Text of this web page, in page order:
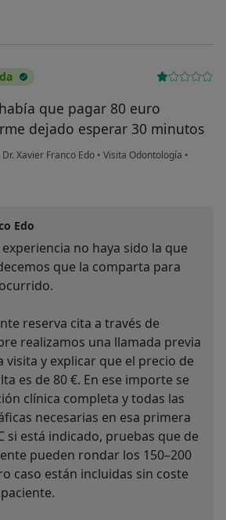
que pagar 80 euro
dejado esperar 30 minutos
Dr. Xavier Franco Edo • Visita Odontología •
Edo
no haya sido la que
que la comparta para
reserva cita a través de
realizamos una llamada previa
y explicar que el precio de
es de 80 €. En ese importe se
clínica completa y todas las
necesarias en esa primera
si está indicado, pruebas que de
pueden rondar los 150–200
caso están incluidas sin coste